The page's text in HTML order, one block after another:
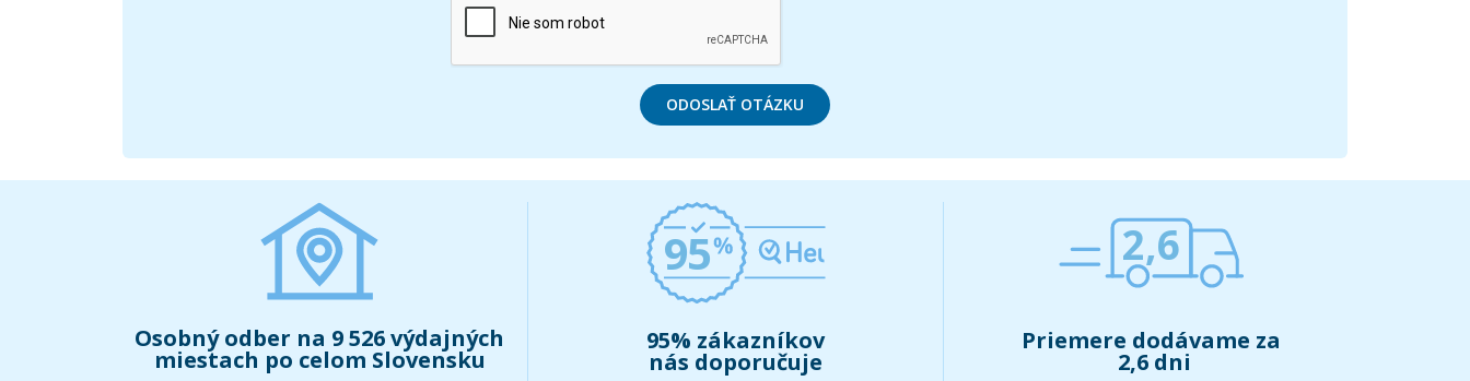
ODOSLAŤ OTÁZKU
Osobný odber na 9 526 výdajných
miestach po celom Slovensku
95
95% zákazníkov
nás doporučuje
2,6
Priemere dodávame za
2,6 dni